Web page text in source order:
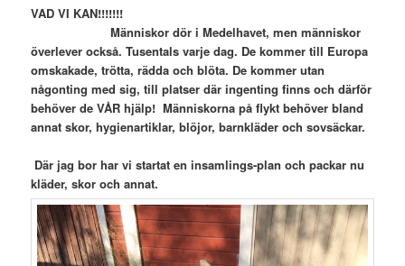
VAD VI KAN!!!!!!!
Människor dör i Medelhavet, men människor
överlever också. Tusentals varje dag. De kommer till Europa
omskakade, trötta, rädda och blöta. De kommer utan
någonting med sig, till platser där ingenting finns och därför
behöver de VÅR hjälp! Människorna på flykt behöver bland
annat skor, hygienartiklar, blöjor, barnkläder och sovsäckar.
Där jag bor har vi startat en insamlings-plan och packar nu
kläder, skor och annat.